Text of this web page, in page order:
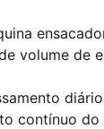
volume de
contínuo do